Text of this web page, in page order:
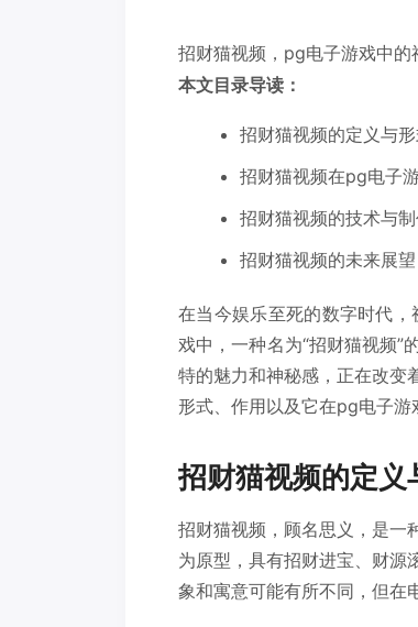
招财猫视频，pg电子游戏中的
本文目录导读：
招财猫视频的定义与
招财猫视频在pg电子
招财猫视频的技术与
招财猫视频的未来展望
在当今娱乐至死的数字时代
戏中，一种名为“招财猫视频”
特的魅力和神秘感，正在改变
形式、作用以及它在pg电子游
招财猫视频的定义
招财猫视频，顾名思义，是一
为原型，具有招财进宝、财源
象和寓意可能有所不同，但在